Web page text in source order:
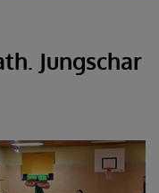
Jungschar